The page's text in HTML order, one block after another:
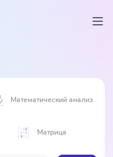
Математический анализ
Матрица